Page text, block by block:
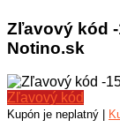
Zľavový kód -
Notino.sk
Zľavový kód
Kupón je neplatný |